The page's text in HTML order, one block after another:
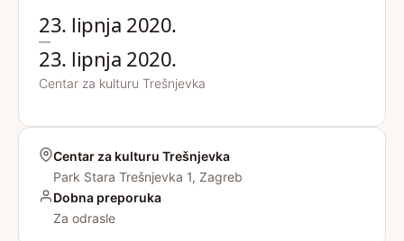
23. lipnja 2020.
—
23. lipnja 2020.
Centar za kulturu Trešnjevka
Centar za kulturu Trešnjevka
Park Stara Trešnjevka 1, Zagreb
Dobna preporuka
Za odrasle